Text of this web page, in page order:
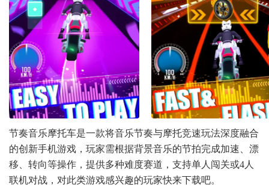
节奏音乐摩托车是一款将音乐节奏与摩托竞速玩法深度融合
的创新手机游戏，玩家需根据背景音乐的节拍完成加速、漂
移、转向等操作，提供多种难度赛道，支持单人闯关或4人
联机对战，对此类游戏感兴趣的玩家快来下载吧。